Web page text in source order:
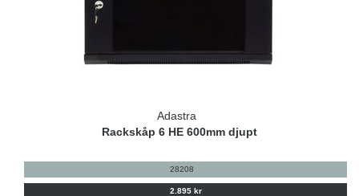
Adastra
Rackskåp 6 HE 600mm djupt
28208
2.895 kr